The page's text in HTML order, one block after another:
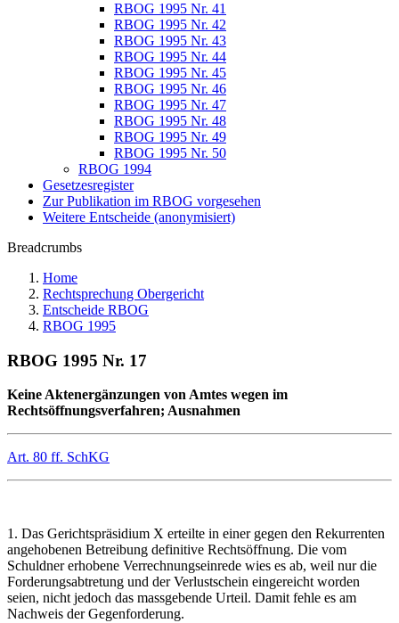
RBOG 1995 Nr. 41
RBOG 1995 Nr. 42
RBOG 1995 Nr. 43
RBOG 1995 Nr. 44
RBOG 1995 Nr. 45
RBOG 1995 Nr. 46
RBOG 1995 Nr. 47
RBOG 1995 Nr. 48
RBOG 1995 Nr. 49
RBOG 1995 Nr. 50
RBOG 1994
Gesetzesregister
Zur Publikation im RBOG vorgesehen
Weitere Entscheide (anonymisiert)
Breadcrumbs
Home
Rechtsprechung Obergericht
Entscheide RBOG
RBOG 1995
RBOG 1995 Nr. 17
Keine Aktenergänzungen von Amtes wegen im
Rechtsöffnungsverfahren; Ausnahmen
Art. 80 ff. SchKG
1. Das Gerichtspräsidium X erteilte in einer gegen den Rekurrenten
angehobenen Betreibung definitive Rechtsöffnung. Die vom
Schuldner erhobene Verrechnungseinrede wies es ab, weil nur die
Forderungsabtretung und der Verlustschein eingereicht worden
seien, nicht jedoch das massgebende Urteil. Damit fehle es am
Nachweis der Gegenforderung.